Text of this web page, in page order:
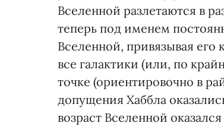
Вселенной разлетаются в
теперь под именем
Вселенной, привязывая
все галактики (или, по
точке (ориентировочно в
допущения Хаббла
возраст Вселенной